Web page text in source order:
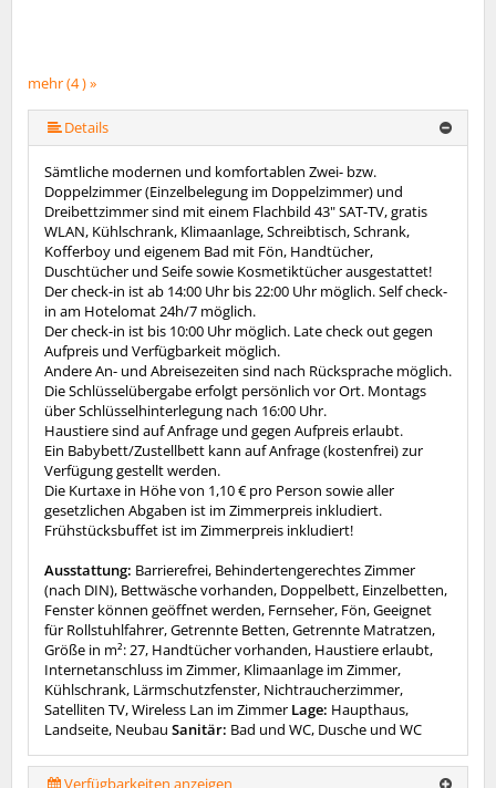
mehr (4 ) »
Details
Sämtliche modernen und komfortablen Zwei- bzw.
Doppelzimmer (Einzelbelegung im Doppelzimmer) und
Dreibettzimmer sind mit einem Flachbild 43" SAT-TV, gratis
WLAN, Kühlschrank, Klimaanlage, Schreibtisch, Schrank,
Kofferboy und eigenem Bad mit Fön, Handtücher,
Duschtücher und Seife sowie Kosmetiktücher ausgestattet!
Der check-in ist ab 14:00 Uhr bis 22:00 Uhr möglich. Self check-
in am Hotelomat 24h/7 möglich.
Der check-in ist bis 10:00 Uhr möglich. Late check out gegen
Aufpreis und Verfügbarkeit möglich.
Andere An- und Abreisezeiten sind nach Rücksprache möglich.
Die Schlüsselübergabe erfolgt persönlich vor Ort. Montags
über Schlüsselhinterlegung nach 16:00 Uhr.
Haustiere sind auf Anfrage und gegen Aufpreis erlaubt.
Ein Babybett/Zustellbett kann auf Anfrage (kostenfrei) zur
Verfügung gestellt werden.
Die Kurtaxe in Höhe von 1,10 € pro Person sowie aller
gesetzlichen Abgaben ist im Zimmerpreis inkludiert.
Frühstücksbuffet ist im Zimmerpreis inkludiert!
Ausstattung: Barrierefrei, Behindertengerechtes Zimmer
(nach DIN), Bettwäsche vorhanden, Doppelbett, Einzelbetten,
Fenster können geöffnet werden, Fernseher, Fön, Geeignet
für Rollstuhlfahrer, Getrennte Betten, Getrennte Matratzen,
Größe in m²: 27, Handtücher vorhanden, Haustiere erlaubt,
Internetanschluss im Zimmer, Klimaanlage im Zimmer,
Kühlschrank, Lärmschutzfenster, Nichtraucherzimmer,
Satelliten TV, Wireless Lan im Zimmer Lage: Haupthaus,
Landseite, Neubau Sanitär: Bad und WC, Dusche und WC
Verfügbarkeiten anzeigen